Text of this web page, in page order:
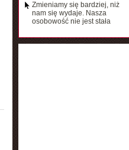
Zmieniamy się bardziej, niż
nam się wydaje. Nasza
osobowość nie jest stała